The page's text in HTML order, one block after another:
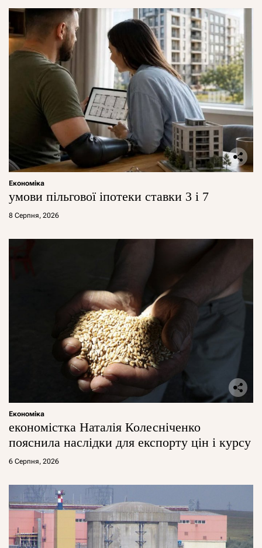
Економіка
умови пільгової іпотеки ставки 3 і 7
8 Серпня, 2026
Економіка
економістка Наталія Колесніченко
пояснила наслідки для експорту цін і курсу
6 Серпня, 2026